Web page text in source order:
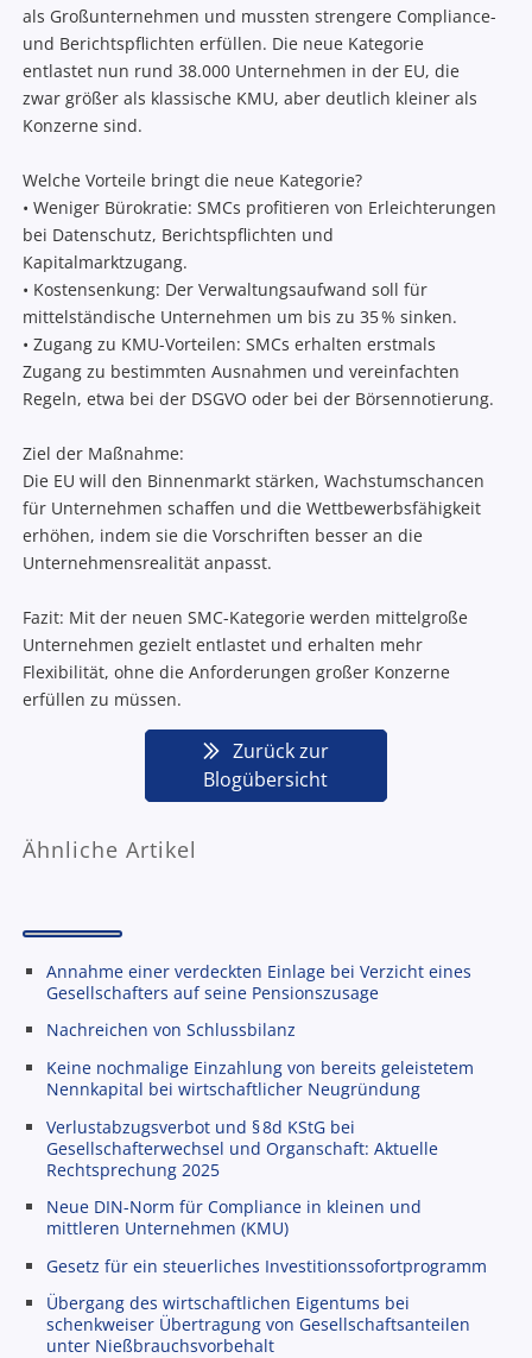
als Großunternehmen und mussten strengere Compliance-
und Berichtspflichten erfüllen. Die neue Kategorie
entlastet nun rund 38.000 Unternehmen in der EU, die
zwar größer als klassische KMU, aber deutlich kleiner als
Konzerne sind.
Welche Vorteile bringt die neue Kategorie?
• Weniger Bürokratie: SMCs profitieren von Erleichterungen
bei Datenschutz, Berichtspflichten und
Kapitalmarktzugang.
• Kostensenkung: Der Verwaltungsaufwand soll für
mittelständische Unternehmen um bis zu 35 % sinken.
• Zugang zu KMU-Vorteilen: SMCs erhalten erstmals
Zugang zu bestimmten Ausnahmen und vereinfachten
Regeln, etwa bei der DSGVO oder bei der Börsennotierung.
Ziel der Maßnahme:
Die EU will den Binnenmarkt stärken, Wachstumschancen
für Unternehmen schaffen und die Wettbewerbsfähigkeit
erhöhen, indem sie die Vorschriften besser an die
Unternehmensrealität anpasst.
Fazit: Mit der neuen SMC-Kategorie werden mittelgroße
Unternehmen gezielt entlastet und erhalten mehr
Flexibilität, ohne die Anforderungen großer Konzerne
erfüllen zu müssen.
Zurück zur
Blogübersicht
Ähnliche Artikel
Annahme einer verdeckten Einlage bei Verzicht eines
Gesellschafters auf seine Pensionszusage
Nachreichen von Schlussbilanz
Keine nochmalige Einzahlung von bereits geleistetem
Nennkapital bei wirtschaftlicher Neugründung
Verlustabzugsverbot und § 8d KStG bei
Gesellschafterwechsel und Organschaft: Aktuelle
Rechtsprechung 2025
Neue DIN-Norm für Compliance in kleinen und
mittleren Unternehmen (KMU)
Gesetz für ein steuerliches Investitionssofortprogramm
Übergang des wirtschaftlichen Eigentums bei
schenkweiser Übertragung von Gesellschaftsanteilen
unter Nießbrauchsvorbehalt